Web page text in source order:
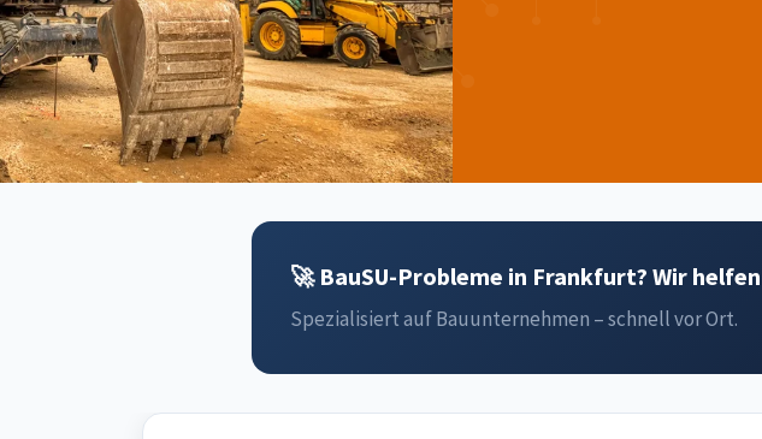
🚀 BauSU-Probleme in Frankfurt? Wir
Spezialisiert auf Bauunternehmen – schnell vor Ort.